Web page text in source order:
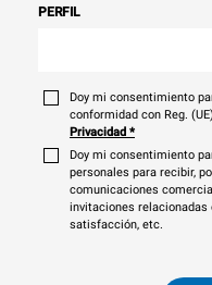
PERFIL
Doy mi consentimiento
conformidad con Reg.
Privacidad *
Doy mi consentimiento
personales para recibir,
comunicaciones
invitaciones relacionadas
satisfacción, etc.